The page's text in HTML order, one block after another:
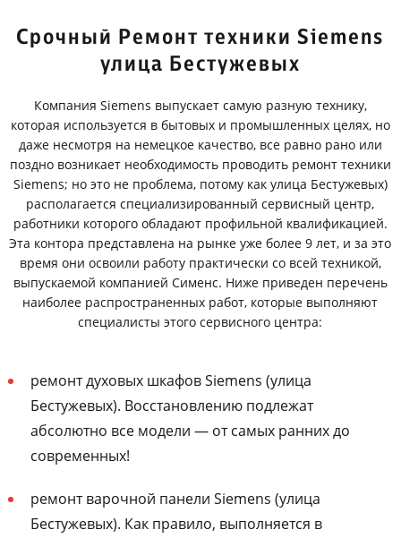
Срочный Ремонт техники Siemens
улица Бестужевых
Компания Siemens выпускает самую разную технику,
которая используется в бытовых и промышленных целях, но
даже несмотря на немецкое качество, все равно рано или
поздно возникает необходимость проводить ремонт техники
Siemens; но это не проблема, потому как улица Бестужевых)
располагается специализированный сервисный центр,
работники которого обладают профильной квалификацией.
Эта контора представлена на рынке уже более 9 лет, и за это
время они освоили работу практически со всей техникой,
выпускаемой компанией Сименс. Ниже приведен перечень
наиболее распространенных работ, которые выполняют
специалисты этого сервисного центра:
ремонт духовых шкафов Siemens (улица
Бестужевых). Восстановлению подлежат
абсолютно все модели — от самых ранних до
современных!
ремонт варочной панели Siemens (улица
Бестужевых). Как правило, выполняется в